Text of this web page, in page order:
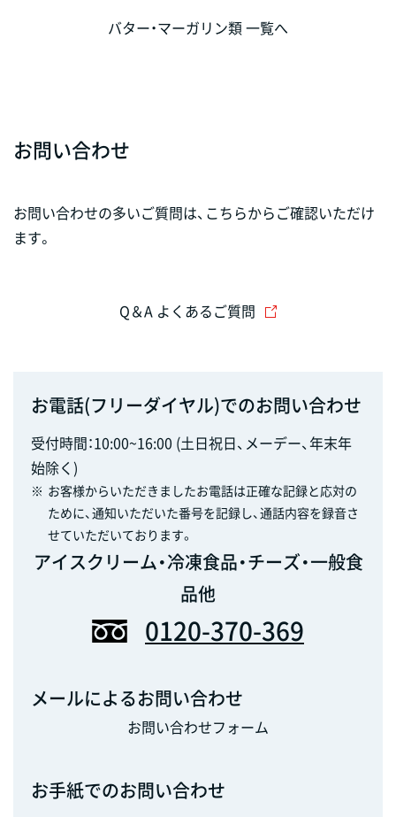
バター・マーガリン類 一覧へ
お問い合わせ
お問い合わせの多いご質問は、こちらからご確認いただけ
ます。
Q＆A よくあるご質問
お電話(フリーダイヤル)でのお問い合わせ
受付時間：10:00~16:00 (土日祝日、メーデー、年末年
始除く)
※ お客様からいただきましたお電話は正確な記録と応対の
ために、通知いただいた番号を記録し、通話内容を録音さ
せていただいております。
アイスクリーム・冷凍食品・チーズ・一般食
品他
0120-370-369
メールによるお問い合わせ
お問い合わせフォーム
お手紙でのお問い合わせ